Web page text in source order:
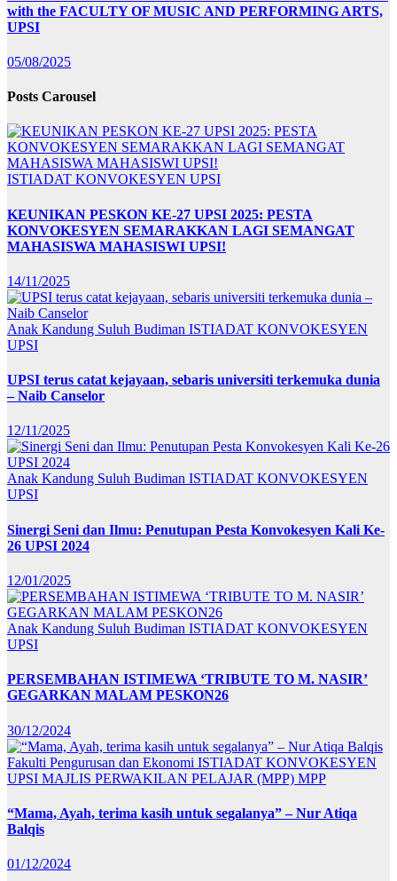
with the FACULTY OF MUSIC AND PERFORMING ARTS,
UPSI
05/08/2025
Posts Carousel
ISTIADAT KONVOKESYEN UPSI
KEUNIKAN PESKON KE-27 UPSI 2025: PESTA
KONVOKESYEN SEMARAKKAN LAGI SEMANGAT
MAHASISWA MAHASISWI UPSI!
14/11/2025
Anak Kandung Suluh Budiman ISTIADAT KONVOKESYEN
UPSI
UPSI terus catat kejayaan, sebaris universiti terkemuka dunia
– Naib Canselor
12/11/2025
Anak Kandung Suluh Budiman ISTIADAT KONVOKESYEN
UPSI
Sinergi Seni dan Ilmu: Penutupan Pesta Konvokesyen Kali Ke-
26 UPSI 2024
12/01/2025
Anak Kandung Suluh Budiman ISTIADAT KONVOKESYEN
UPSI
PERSEMBAHAN ISTIMEWA ‘TRIBUTE TO M. NASIR’
GEGARKAN MALAM PESKON26
30/12/2024
Fakulti Pengurusan dan Ekonomi ISTIADAT KONVOKESYEN
UPSI MAJLIS PERWAKILAN PELAJAR (MPP) MPP
“Mama, Ayah, terima kasih untuk segalanya” – Nur Atiqa
Balqis
01/12/2024